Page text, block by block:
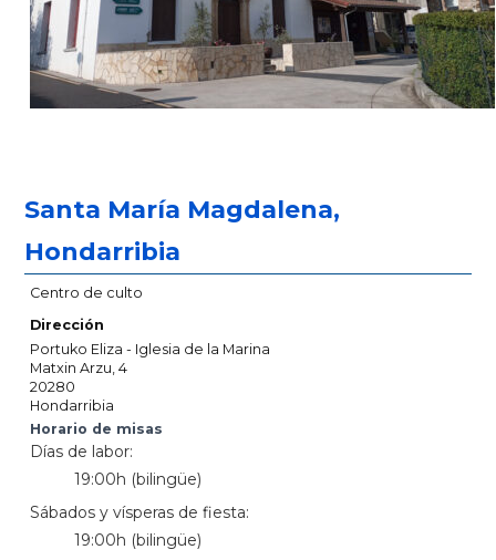
Santa María Magdalena,
Hondarribia
Centro de culto
Dirección
Portuko Eliza - Iglesia de la Marina
Matxin Arzu, 4
20280
Hondarribia
Horario de misas
Días de labor:
19:00h (bilingüe)
Sábados y vísperas de fiesta:
19:00h (bilingüe)